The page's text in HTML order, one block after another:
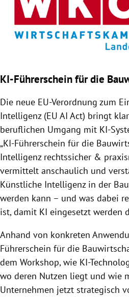
kurs.eu/bauakademie
KI-Führerschein für die
Die neue EU-Verordnung zum
Intelligenz (EU AI Act) bringt
beruflichen Umgang mit KI-
„KI-Führerschein für die
Intelligenz rechtssicher &
vermittelt anschaulich und
Künstliche Intelligenz in der
werden kann – und was dabei
ist, damit KI eingesetzt werden
Anhand von konkreten
Führerschein für die
dem Workshop, wie KI-
wo deren Nutzen liegt und wie
Unternehmen jetzt strategisch